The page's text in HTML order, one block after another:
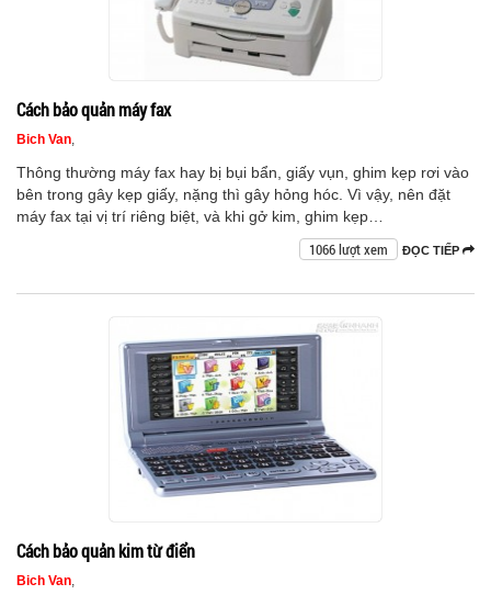
Cách bảo quản máy fax
Bich Van,
Thông thường máy fax hay bị bụi bẩn, giấy vụn, ghim kẹp rơi vào
bên trong gây kẹp giấy, nặng thì gây hỏng hóc. Vì vậy, nên đặt
máy fax tại vị trí riêng biệt, và khi gở kim, ghim kẹp…
ĐỌC TIẾP
1066 lượt xem
Cách bảo quản kim từ điển
Bich Van,